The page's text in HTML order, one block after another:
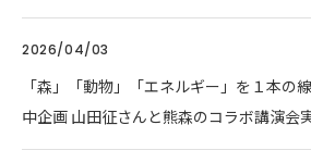
2026/04/03
「森」「動物」「エネルギー」を１本の
中企画 山田征さんと熊森のコラボ講演会